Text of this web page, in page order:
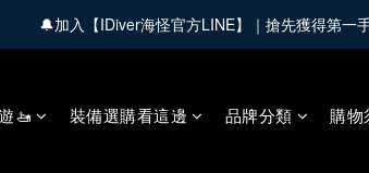
🚚 全館商品滿 $3,000 享免運優惠【會員
🔔加入【IDiver海怪官方LINE】｜搶先獲得第一
🚤 裝備選購看這邊 品牌分類 購物